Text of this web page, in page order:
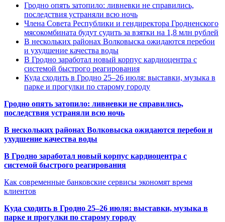
Гродно опять затопило: ливневки не справились,
последствия устраняли всю ночь
Члена Совета Республики и гендиректора Гродненского
мясокомбината будут судить за взятки на 1,8 млн рублей
В нескольких районах Волковыска ожидаются перебои
и ухудшение качества воды
В Гродно заработал новый корпус кардиоцентра с
системой быстрого реагирования
Куда сходить в Гродно 25–26 июля: выставки, музыка в
парке и прогулки по старому городу
Гродно опять затопило: ливневки не справились,
последствия устраняли всю ночь
В нескольких районах Волковыска ожидаются перебои и
ухудшение качества воды
В Гродно заработал новый корпус кардиоцентра с
системой быстрого реагирования
Как современные банковские сервисы экономят время
клиентов
Куда сходить в Гродно 25–26 июля: выставки, музыка в
парке и прогулки по старому городу